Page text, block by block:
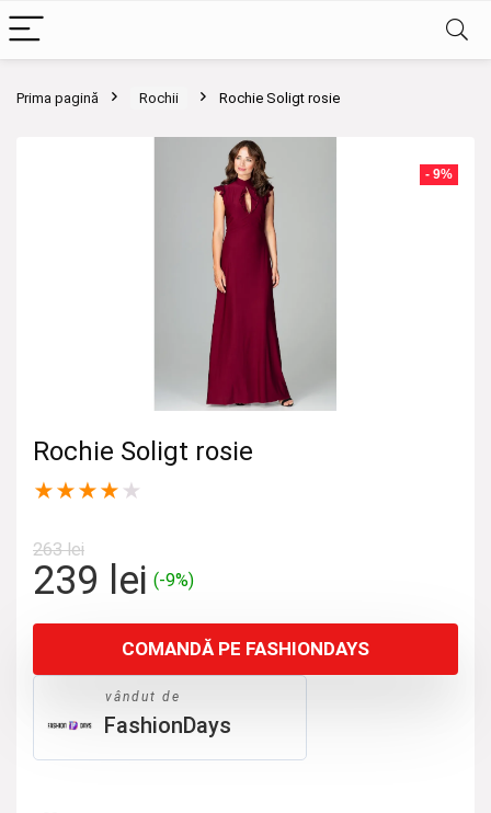
Prima pagină Rochii Rochie Soligt rosie
- 9%
Rochie Soligt rosie
★★★★ ★
263lei
Prețul
a
fost:
263 lei.
239 leiPrețul
este:
239 lei.
(-9%)
COMANDĂ PE FASHIONDAYS
vândut de
FashionDays